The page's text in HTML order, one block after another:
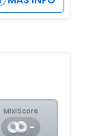
MixiScore
-